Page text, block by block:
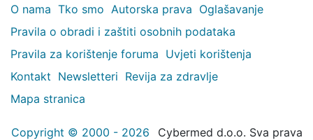
O nama Tko smo Autorska prava Oglašavanje
Pravila o obradi i zaštiti osobnih podataka
Pravila za korištenje foruma Uvjeti korištenja
Kontakt Newsletteri Revija za zdravlje
Mapa stranica
Copyright © 2000 - 2026
Cybermed d.o.o. Sva prava